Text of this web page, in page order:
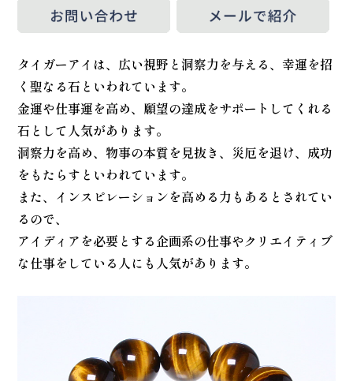
タイガーアイは、広い視野と洞察力を与える、幸運を招
く聖なる石といわれています。
金運や仕事運を高め、願望の達成をサポートしてくれる
石として人気があります。
洞察力を高め、物事の本質を見抜き、災厄を退け、成功
をもたらすといわれています。
また、インスピレーションを高める力もあるとされてい
るので、
アイディアを必要とする企画系の仕事やクリエイティブ
な仕事をしている人にも人気があります。